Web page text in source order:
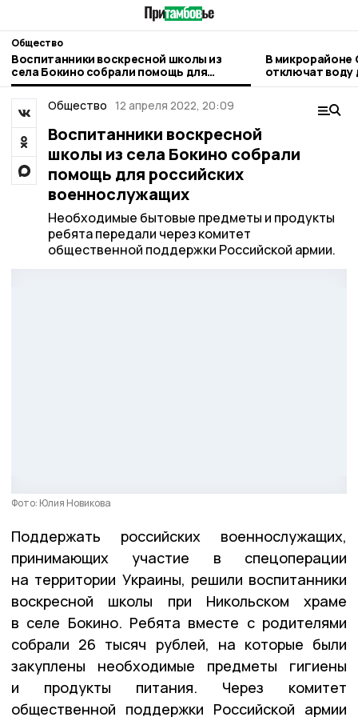
Общество
Воспитанники воскресной школы из
села Бокино собрали помощь для
российских военнослужащих
В микрорайоне
отключат воду
ремонту
Общество 12 апреля 2022, 20:09
Воспитанники воскресной
школы из села Бокино собрали
помощь для российских
военнослужащих
Необходимые бытовые предметы и продукты
ребята передали через комитет
общественной поддержки Российской армии.
Фото: Юлия Новикова
Поддержать российских военнослужащих,
принимающих участие в спецоперации
на территории Украины, решили воспитанники
воскресной школы при Никольском храме
в селе Бокино. Ребята вместе с родителями
собрали 26 тысяч рублей, на которые были
закуплены необходимые предметы гигиены
и продукты питания. Через комитет
общественной поддержки Российской армии